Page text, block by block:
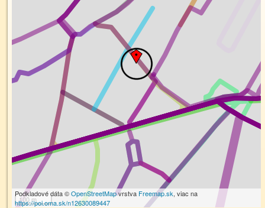
100 m
Podkladové dáta ©OpenStreetMapvrstva Freemap.sk, viac na
https://poi.oma.sk/n12630089447